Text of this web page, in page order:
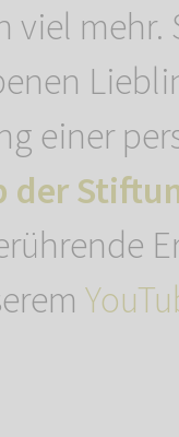
viel mehr.
einer
der